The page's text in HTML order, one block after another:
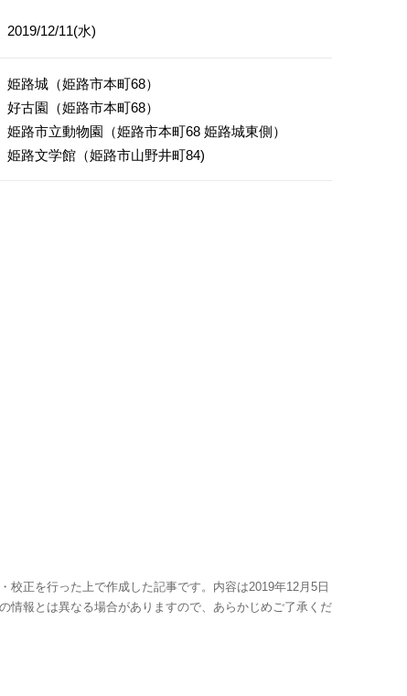
2019/12/11(水)
姫路城（姫路市本町68）
好古園（姫路市本町68）
姫路市立動物園（姫路市本町68 姫路城東側）
姫路文学館（姫路市山野井町84)
校正を行った上で作成した記事です。内容は2019年12月5日
情報とは異なる場合がありますので、あらかじめご了承くだ